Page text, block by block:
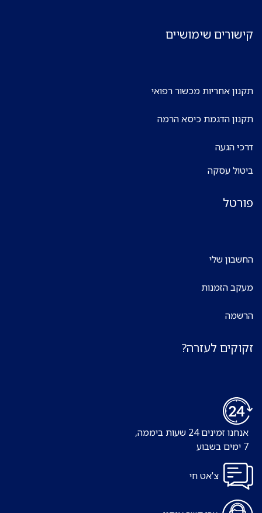
קישורים שימושיים
תקנון אחריות מכשור רפואי
תקנון הדגמת כיסא הרמה
דרכי הגעה
ביטול עסקה
פורטל
החשבון שלי
מעקב הזמנות
הרשמה
זקוקים לעזרה?
אנחנו זמינים 24 שעות ביממה,
צ'אט חי